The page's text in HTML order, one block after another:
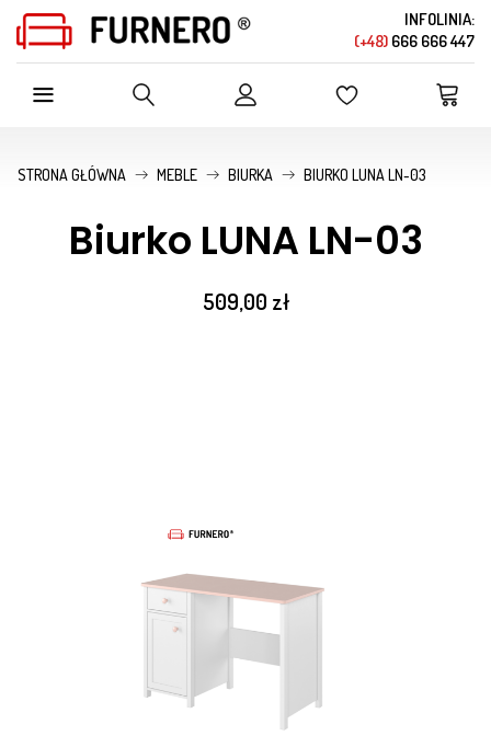
INFOLINIA:
(+48) 666 666 447
SZUKAJ W OFERCIE SKLEPU
STRONA GŁÓWNA MEBLE BIURKA BIURKO LUNA LN-03
Biurko LUNA LN-03
509,00 zł